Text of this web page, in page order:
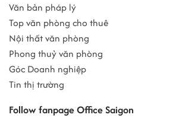
Văn bản pháp lý
Top văn phòng cho thuê
Nội thất văn phòng
Phong thuỷ văn phòng
Góc Doanh nghiệp
Tin thị trường
Follow fanpage Office Saigon